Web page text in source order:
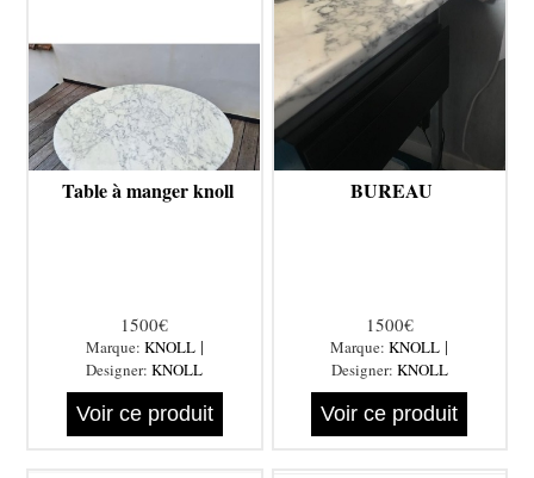
Table à manger knoll
1500€
Marque: KNOLL|
Designer:KNOLL
Voir ce produit
BUREAU
1500€
Marque:KNOLL |
Designer: KNOLL
Voir ce produit